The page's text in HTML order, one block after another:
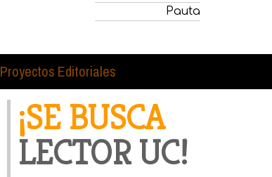
Pauta
Proyectos Editoriales
¡SE BUSCA
LECTOR UC!